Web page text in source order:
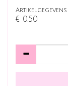
Artikelgegevens
€ 0,50